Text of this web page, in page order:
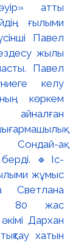
атты
ғылыми
Павел
жылы
Павел
келу
көркем
айналған
ақ
🔹Іс-
жұмыс
Светлана
80 жас
Дархан
хатын